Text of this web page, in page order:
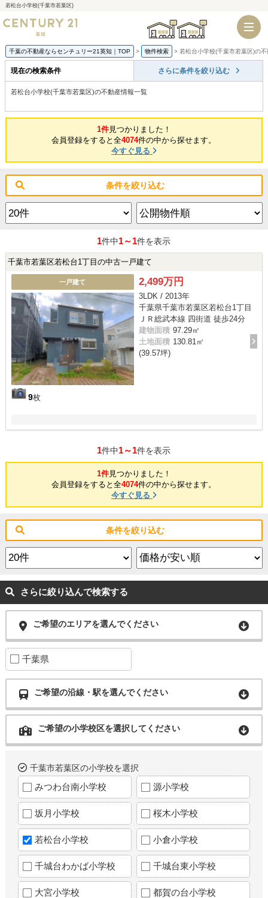
若松台小学校(千葉市若葉区)
千葉店 船橋店
千葉の不動産ならセンチュリー21英知｜TOP 物件検索 若松台小学校(千葉市若葉区)の
現在の検索条件 さらに条件を絞り込む
若松台小学校(千葉市若葉区)の不動産情報一覧
1件見つかりました！
会員登録をすると全4074件の中から探せます。
今すぐ見る
条件を絞り込む
1件中1～1件を表示
千葉市若葉区若松台1丁目の中古一戸建て
一戸建て
9枚
2,499万円
3LDK / 2013年
千葉県千葉市若葉区若松台1丁目
ＪＲ総武本線 四街道 徒歩24分
建物面積 97.29㎡
土地面積 130.81㎡
(39.57坪)
1件中1～1件を表示
1件見つかりました！
会員登録をすると全4074件の中から探せます。
今すぐ見る
条件を絞り込む
さらに絞り込んで検索する
ご希望のエリアを選んでください
千葉県
ご希望の沿線・駅を選んでください
ご希望の小学校区を選択してください
千葉市若葉区の小学校を選択
みつわ台南小学校 源小学校
坂月小学校 桜木小学校
若松台小学校 小倉小学校
千城台わかば小学校 千城台東小学校
大宮小学校 都賀の台小学校